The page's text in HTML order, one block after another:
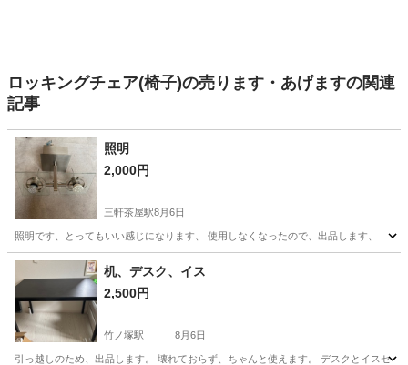
ロッキングチェア(椅子)の売ります・あげますの関連
記事
照明
2,000円
三軒茶屋駅8月6日
照明です、とってもいい感じになります、 使用しなくなったので、出品します、
東京 世田谷区 三軒茶屋駅
机、デスク、イス
2,500円
竹ノ塚駅 8月6日
引っ越しのため、出品します。 壊れておらず、ちゃんと使えます。 デスクとイスセ